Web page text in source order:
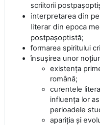
scriitorii
interpretarea din
literar din epoca
postpașoptistă;
formarea spiritului
însuşirea unor
existența
română;
curentele
influența lor
perioadele
apariția și